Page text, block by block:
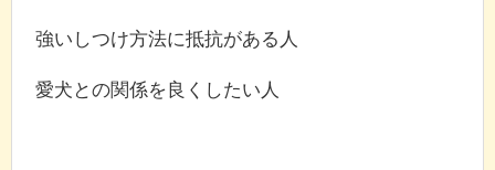
強いしつけ方法に抵抗がある人
愛犬との関係を良くしたい人